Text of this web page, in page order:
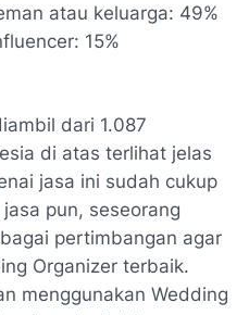
atau keluarga: 49%
15%
dari 1.087
di atas terlihat jelas
jasa ini sudah cukup
pun, seseorang
pertimbangan agar
Organizer terbaik.
menggunakan Wedding